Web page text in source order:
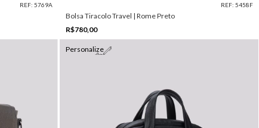
REF: 5769A REF: 5458F
Bolsa Tiracolo Travel | Rome Preto
R$780,00
Personalize